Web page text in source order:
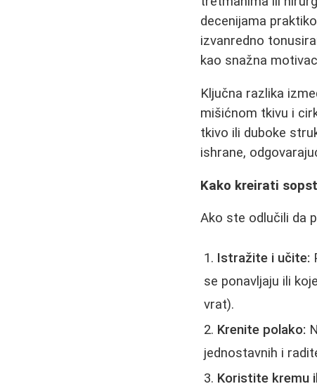
decenijama
izvanredno
kao snažna
Ključna razlika
mišićnom tkivu i
tkivo ili duboke
ishrane,
Kako kreirati
Ako ste odlučili da
Istražite i učite:
se ponavljaju ili
vrat).
Krenite polako:
jednostavnih i
Koristite kremu